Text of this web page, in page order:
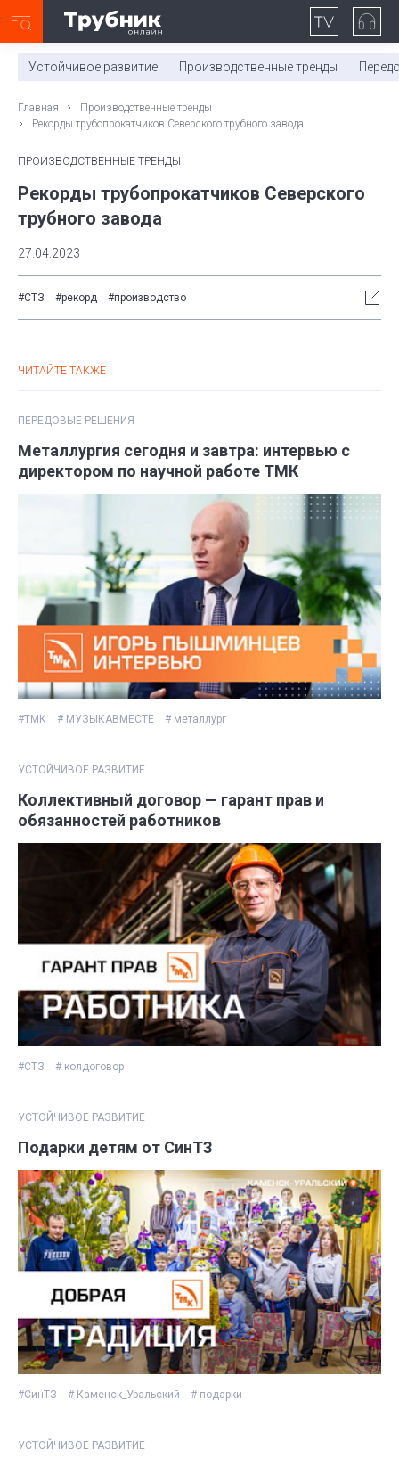
0:00/ 11:03
Устойчивое развитие Производственные тренды
Главная
Производственные тренды
Рекорды трубопрокатчиков Северского трубного завода
ПРОИЗВОДСТВЕННЫЕ ТРЕНДЫ
Рекорды трубопрокатчиков Северского
трубного завода
27.04.2023
#СТЗ #рекорд #производство
ЧИТАЙТЕ ТАКЖЕ
ПЕРЕДОВЫЕ РЕШЕНИЯ
Металлургия сегодня и завтра: интервью с
директором по научной работе ТМК
#ТМК # МУЗЫКАВМЕСТЕ # металлург
УСТОЙЧИВОЕ РАЗВИТИЕ
Коллективный договор — гарант прав и
обязанностей работников
#СТЗ # колдоговор
УСТОЙЧИВОЕ РАЗВИТИЕ
Подарки детям от СинТЗ
#СинТЗ # Каменск_Уральский # подарки
УСТОЙЧИВОЕ РАЗВИТИЕ